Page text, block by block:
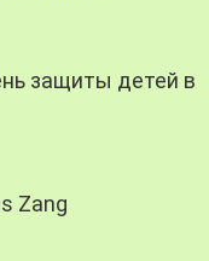
защиты детей в
Zang